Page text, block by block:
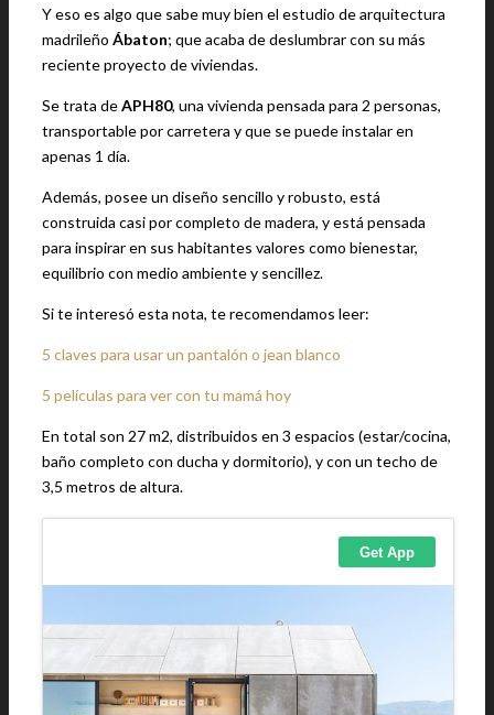
Y eso es algo que sabe muy bien el estudio de arquitectura
madrileño Ábaton; que acaba de deslumbrar con su más
reciente proyecto de viviendas.
Se trata deAPH80, una vivienda pensada para 2 personas,
transportable por carretera y que se puede instalar en
apenas 1 día.
Además, posee un diseño sencillo y robusto, está
construida casi por completo de madera, y está pensada
para inspirar en sus habitantes valores como bienestar,
equilibrio con medio ambiente y sencillez.
Si te interesó esta nota, te recomendamos leer:
5 claves para usar un pantalón o jean blanco
5 películas para ver con tu mamá hoy
En total son 27 m2, distribuidos en 3 espacios (estar/cocina,
baño completo con ducha y dormitorio), y con un techo de
3,5 metros de altura.